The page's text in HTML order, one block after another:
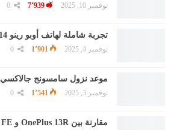
نوفمبر 10, 2025 7٬939
تجربة شاملة لهاتف أوبو رينو 14: هل يستحق الشراء؟
نوفمبر 4, 2025 1٬901
موعد نزول سامسونج جالاكسي A16 5G
نوفمبر 3, 2025 1٬541
مقارنة بين OnePlus 13R و Galaxy S25 FE